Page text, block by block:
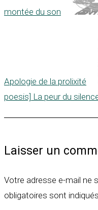
montée du son
Apologie de la prolixité
poesis] La peur du
Laisser un
Votre adresse e-mail ne
obligatoires sont